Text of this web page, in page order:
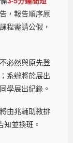
，報告順序原
程需請公假，
必然與原先登
系辦將於展出
學展出紀錄。
由兆輔助教排
知並換班。